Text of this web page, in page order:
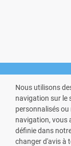
VOUS
Nous utilisons
navigation sur le
personnalisés ou
navigation, vous
définie dans
changer d'avis à